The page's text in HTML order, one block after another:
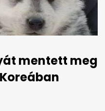
mentett meg